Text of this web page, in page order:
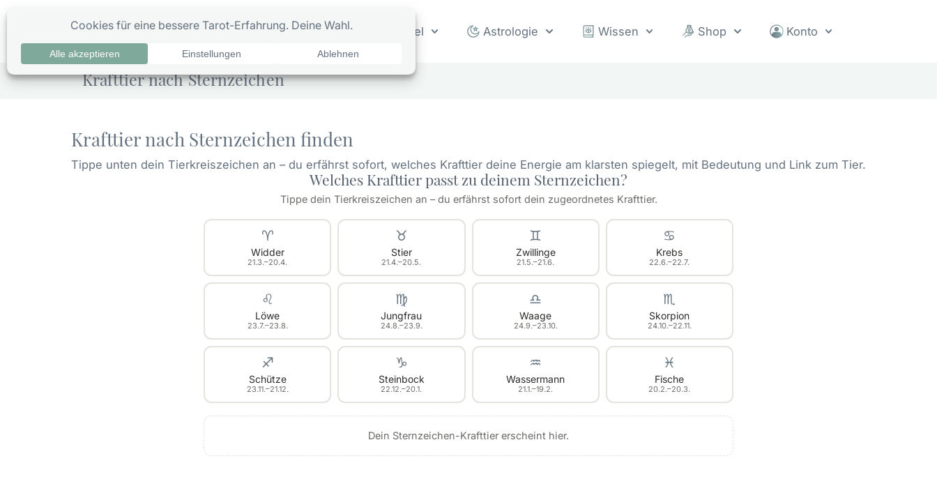
springen
0 Tarot Orakel Astrologie Wissen Shop Konto
Krafttier nach Sternzeichen
Krafttier nach Sternzeichen finden
Tippe unten dein Tierkreiszeichen an – du erfährst sofort, welches Krafttier deine Energie am klarsten spiegelt, mit Bedeutung und Link zum Tier.
Welches Krafttier passt zu deinem Sternzeichen?
Tippe dein Tierkreiszeichen an – du erfährst sofort dein zugeordnetes Krafttier.
♈
Widder
21.3.–20.4.
♉
Stier
21.4.–20.5.
♊
Zwillinge
21.5.–21.6.
♋
Krebs
22.6.–22.7.
♌
Löwe
23.7.–23.8.
♍
Jungfrau
24.8.–23.9.
♎
Waage
24.9.–23.10.
♏
Skorpion
24.10.–22.11.
♐
Schütze
23.11.–21.12.
♑
Steinbock
22.12.–20.1.
♒
Wassermann
21.1.–19.2.
♓
Fische
20.2.–20.3.
Dein Sternzeichen-Krafttier erscheint hier.